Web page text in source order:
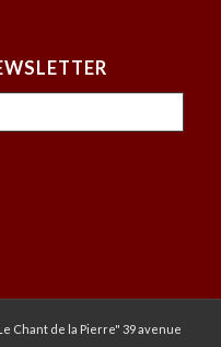
Chant de la Pierre" 39 avenue